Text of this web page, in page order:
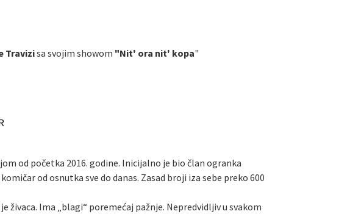
Travizisa svojim showom "Nit' ora nit' kopa"
od početka 2016. godine. Inicijalno je bio član ogranka
od osnutka sve do danas. Zasad broji iza sebe preko 600
živaca. Ima „blagi“ poremećaj pažnje. Nepredvidljiv u svakom